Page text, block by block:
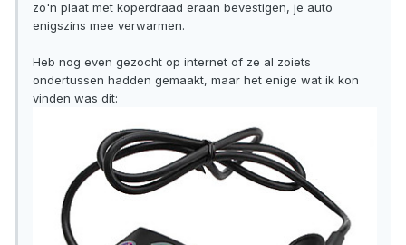
zo'n plaat met koperdraad eraan bevestigen, je auto
enigszins mee verwarmen.
Heb nog even gezocht op internet of ze al zoiets
ondertussen hadden gemaakt, maar het enige wat ik kon
vinden was dit: